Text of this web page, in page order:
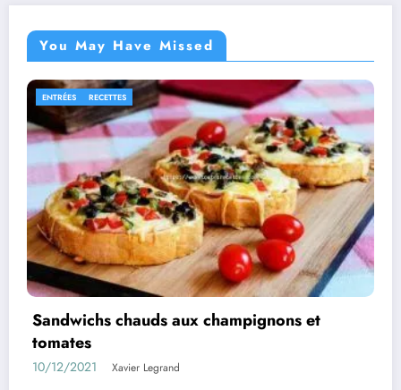
You May Have Missed
PLATS RECETTES
Aubergines farcies au poulet à la béchamel
05/08/2021